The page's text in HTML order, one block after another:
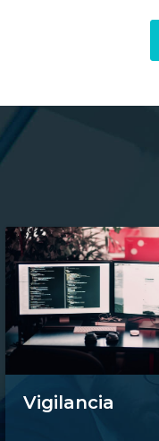
Vigilancia